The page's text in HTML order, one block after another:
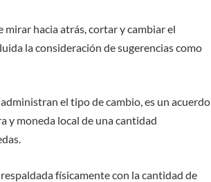
mirar hacia atrás, cortar y cambiar el
la consideración de sugerencias como
el tipo de cambio, es un acuerdo
y moneda local de una cantidad
físicamente con la cantidad de